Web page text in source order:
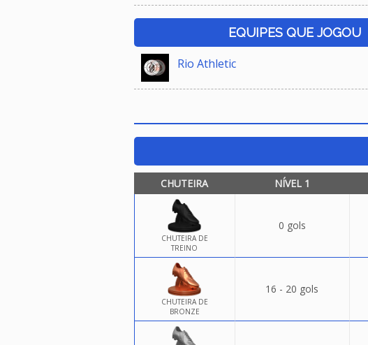
EQUIPES QUE JOGOU
Rio Athletic
CHUTEIRA NÍVEL 1
CHUTEIRA DE
TREINO
0 gols
CHUTEIRA DE
BRONZE
16 - 20 gols